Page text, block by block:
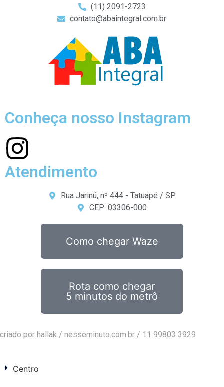
(11) 2091-2723
contato@abaintegral.com.br
Conheça nosso Instagram
Atendimento
Rua Jarinú, nº 444 - Tatuapé / SP
CEP: 03306-000
Como chegar Waze
Rota como chegar
5 minutos do metrô
criado por hallak / nesseminuto.com.br / 11 99803 3929
Centro